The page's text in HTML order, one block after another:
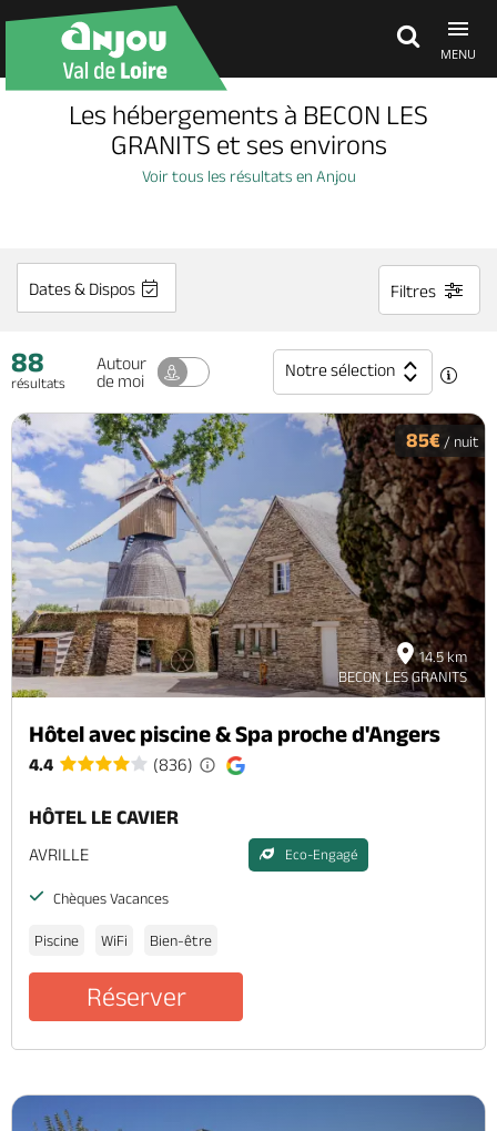
MENU
Découvrir
Agenda
Dormir, manger
Séjours, cadeaux
Billetterie en ligne
Brochures & Cartes Offices de tourisme Comment venir ? Ecrivez-nous
Les hébergements à BECON LES
GRANITS et ses environs
Voir tous les résultats en Anjou
Dates & Dispos Filtres
88
résultats
Autour
de moi
Notre sélection
14.5 km
BECON LES GRANITS
85€ / nuit
Hôtel avec piscine & Spa proche d'Angers
4.4 (836)
HÔTEL LE CAVIER
AVRILLE Eco-Engagé
Chèques Vacances
Piscine WiFi Bien-être
Réserver